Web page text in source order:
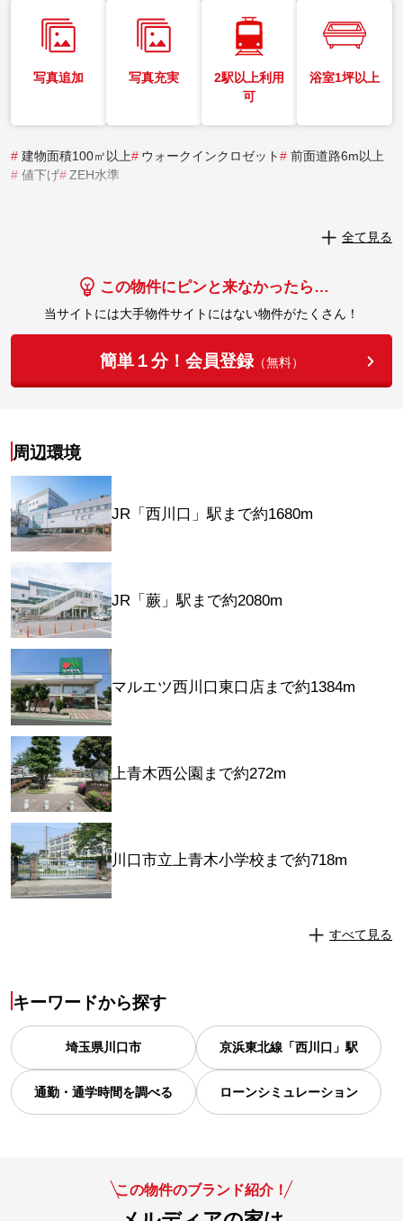
写真追加 写真充実
2駅以上利用
可
浴室1坪以上
# 建物面積100㎡以上# ウォークインクロゼット# 前面道路6m以上
# 値下げ# ZEH水準
全て見る
この物件にピンと来なかったら…
当サイトには大手物件サイトにはない物件がたくさん！
簡単１分！会員登録（無料）
周辺環境
JR「西川口」駅まで約1680m
JR「蕨」駅まで約2080m
マルエツ西川口東口店まで約1384m
上青木西公園まで約272m
川口市立上青木小学校まで約718m
すべて見る
キーワードから探す
埼玉県川口市 京浜東北線「西川口」駅
通勤・通学時間を調べる ローンシミュレーション
この物件のブランド紹介！